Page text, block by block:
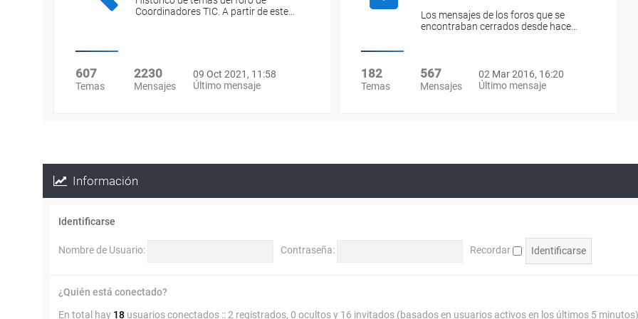
Coordinadores TIC. A partir de este…
607
Temas
2230
Mensajes
09 Oct 2021, 11:58
Último mensaje
Los mensajes de los foros que se
encontraban cerrados desde hace…
182
Temas
567
Mensajes
02 Mar 2016, 16:20
Último mensaje
Información
Identificarse
Nombre de Usuario: Contraseña: Recordar
¿Quién está conectado?
En total hay 18 usuarios conectados :: 2 registrados, 0 ocultos y 16 invitados (basados en usuarios activos en los últimos 5 minutos)